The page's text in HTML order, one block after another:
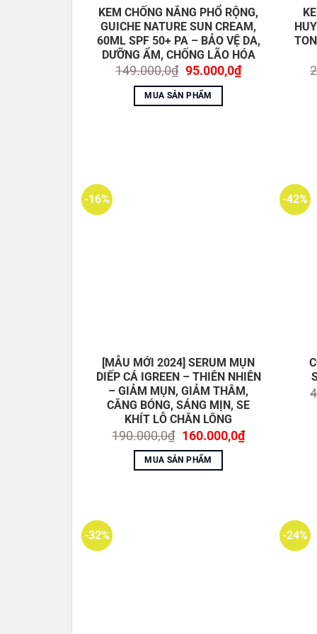
KEM CHỐNG NẮNG PHỔ RỘNG,
GUICHE NATURE SUN CREAM,
60ML SPF 50+ PA – BẢO VỆ DA,
DƯỠNG ẨM, CHỐNG LÃO HÓA
149.000,0₫ Giá
gốc
là:
149.000,0₫.
95.000,0₫Giá
hiện
MUA SẢN PHẨM
-16%
[MẪU MỚI 2024] SERUM MỤN
DIẾP CÁ IGREEN – THIÊN NHIÊN
– GIẢM MỤN, GIẢM THÂM,
CĂNG BÓNG, SÁNG MỊN, SE
KHÍT LỖ CHÂN LÔNG
190.000,0₫ Giá
gốc
là:
190.000,0₫.
160.000,0₫Giá
hiện
MUA SẢN PHẨM
-42%
-32% -24%